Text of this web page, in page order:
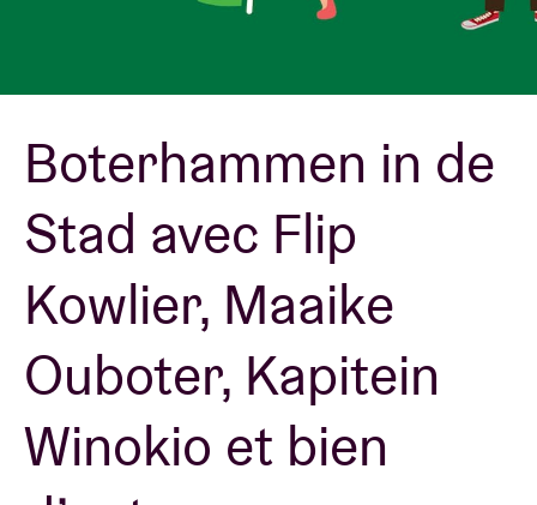
Location de salles
BRDCST
ABtv
Chèque-concert
À propos de l'AB
Contact
Boterhammen in de
Stad avec Flip
Kowlier, Maaike
Ouboter, Kapitein
Winokio et bien